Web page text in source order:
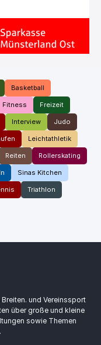
Basketball
Fitness Freizeit
Interview Judo
Leichtathletik
Reiten Rollerskating
Sinas Kitchen
Triathlon
und Vereinssport
über große und kleine
sowie Themen